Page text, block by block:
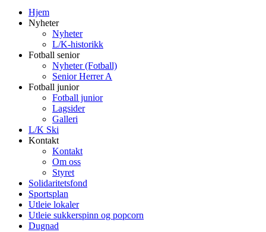
Hjem
Nyheter
Nyheter
L/K-historikk
Fotball senior
Nyheter (Fotball)
Senior Herrer A
Fotball junior
Fotball junior
Lagsider
Galleri
L/K Ski
Kontakt
Kontakt
Om oss
Styret
Solidaritetsfond
Sportsplan
Utleie lokaler
Utleie sukkerspinn og popcorn
Dugnad